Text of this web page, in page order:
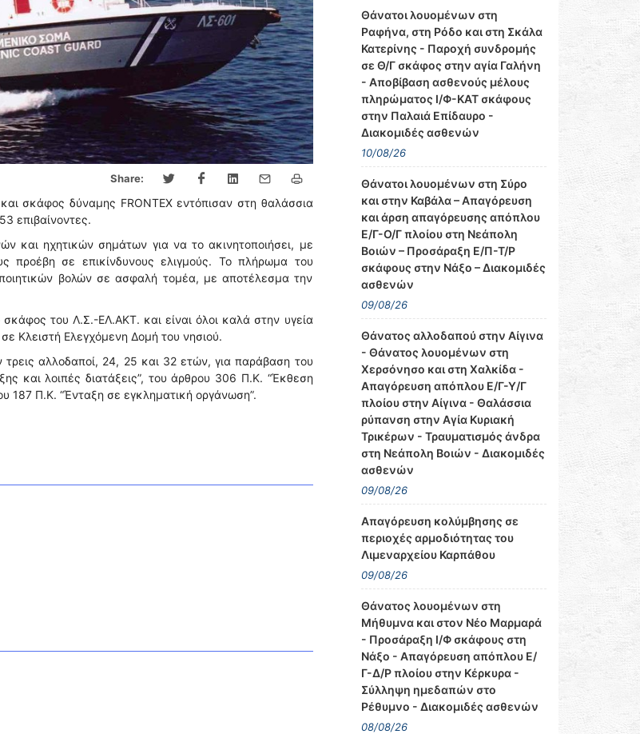
Share:
σκάφος δύναμης FRONTEX εντόπισαν στη θαλάσσια
επιβαίνοντες.
και ηχητικών σημάτων για να το ακινητοποιήσει, με
προέβη σε επικίνδυνους ελιγμούς. Το πλήρωμα του
βολών σε ασφαλή τομέα, με αποτέλεσμα την
του Λ.Σ.-ΕΛ.ΑΚΤ. και είναι όλοι καλά στην υγεία
Κλειστή Ελεγχόμενη Δομή του νησιού.
αλλοδαποί, 24, 25 και 32 ετών, για παράβαση του
και λοιπές διατάξεις”, του άρθρου 306 Π.Κ. “Έκθεση
187 Π.Κ. “Ένταξη σε εγκληματική οργάνωση”.
Θάνατοι λουομένων στη
Ραφήνα, στη Ρόδο και στη Σκάλα
Κατερίνης - Παροχή συνδρομής
σε Θ/Γ σκάφος στην αγία Γαλήνη
- Αποβίβαση ασθενούς μέλους
πληρώματος Ι/Φ-ΚΑΤ σκάφους
στην Παλαιά Επίδαυρο -
Διακομιδές ασθενών
10/08/26
Θάνατοι λουομένων στη Σύρο
και στην Καβάλα – Απαγόρευση
και άρση απαγόρευσης απόπλου
Ε/Γ-Ο/Γ πλοίου στη Νεάπολη
Βοιών – Προσάραξη Ε/Π-Τ/Ρ
σκάφους στην Νάξο – Διακομιδές
ασθενών
09/08/26
Θάνατος αλλοδαπού στην Αίγινα
- Θάνατος λουομένων στη
Χερσόνησο και στη Χαλκίδα -
Απαγόρευση απόπλου Ε/Γ-Υ/Γ
πλοίου στην Αίγινα - Θαλάσσια
ρύπανση στην Αγία Κυριακή
Τρικέρων - Τραυματισμός άνδρα
στη Νεάπολη Βοιών - Διακομιδές
ασθενών
09/08/26
Απαγόρευση κολύμβησης σε
περιοχές αρμοδιότητας του
Λιμεναρχείου Καρπάθου
09/08/26
Θάνατος λουομένων στη
Μήθυμνα και στον Νέο Μαρμαρά
- Προσάραξη Ι/Φ σκάφους στη
Νάξο - Απαγόρευση απόπλου Ε/
Γ-Δ/Ρ πλοίου στην Κέρκυρα -
Σύλληψη ημεδαπών στο
Ρέθυμνο - Διακομιδές ασθενών
08/08/26